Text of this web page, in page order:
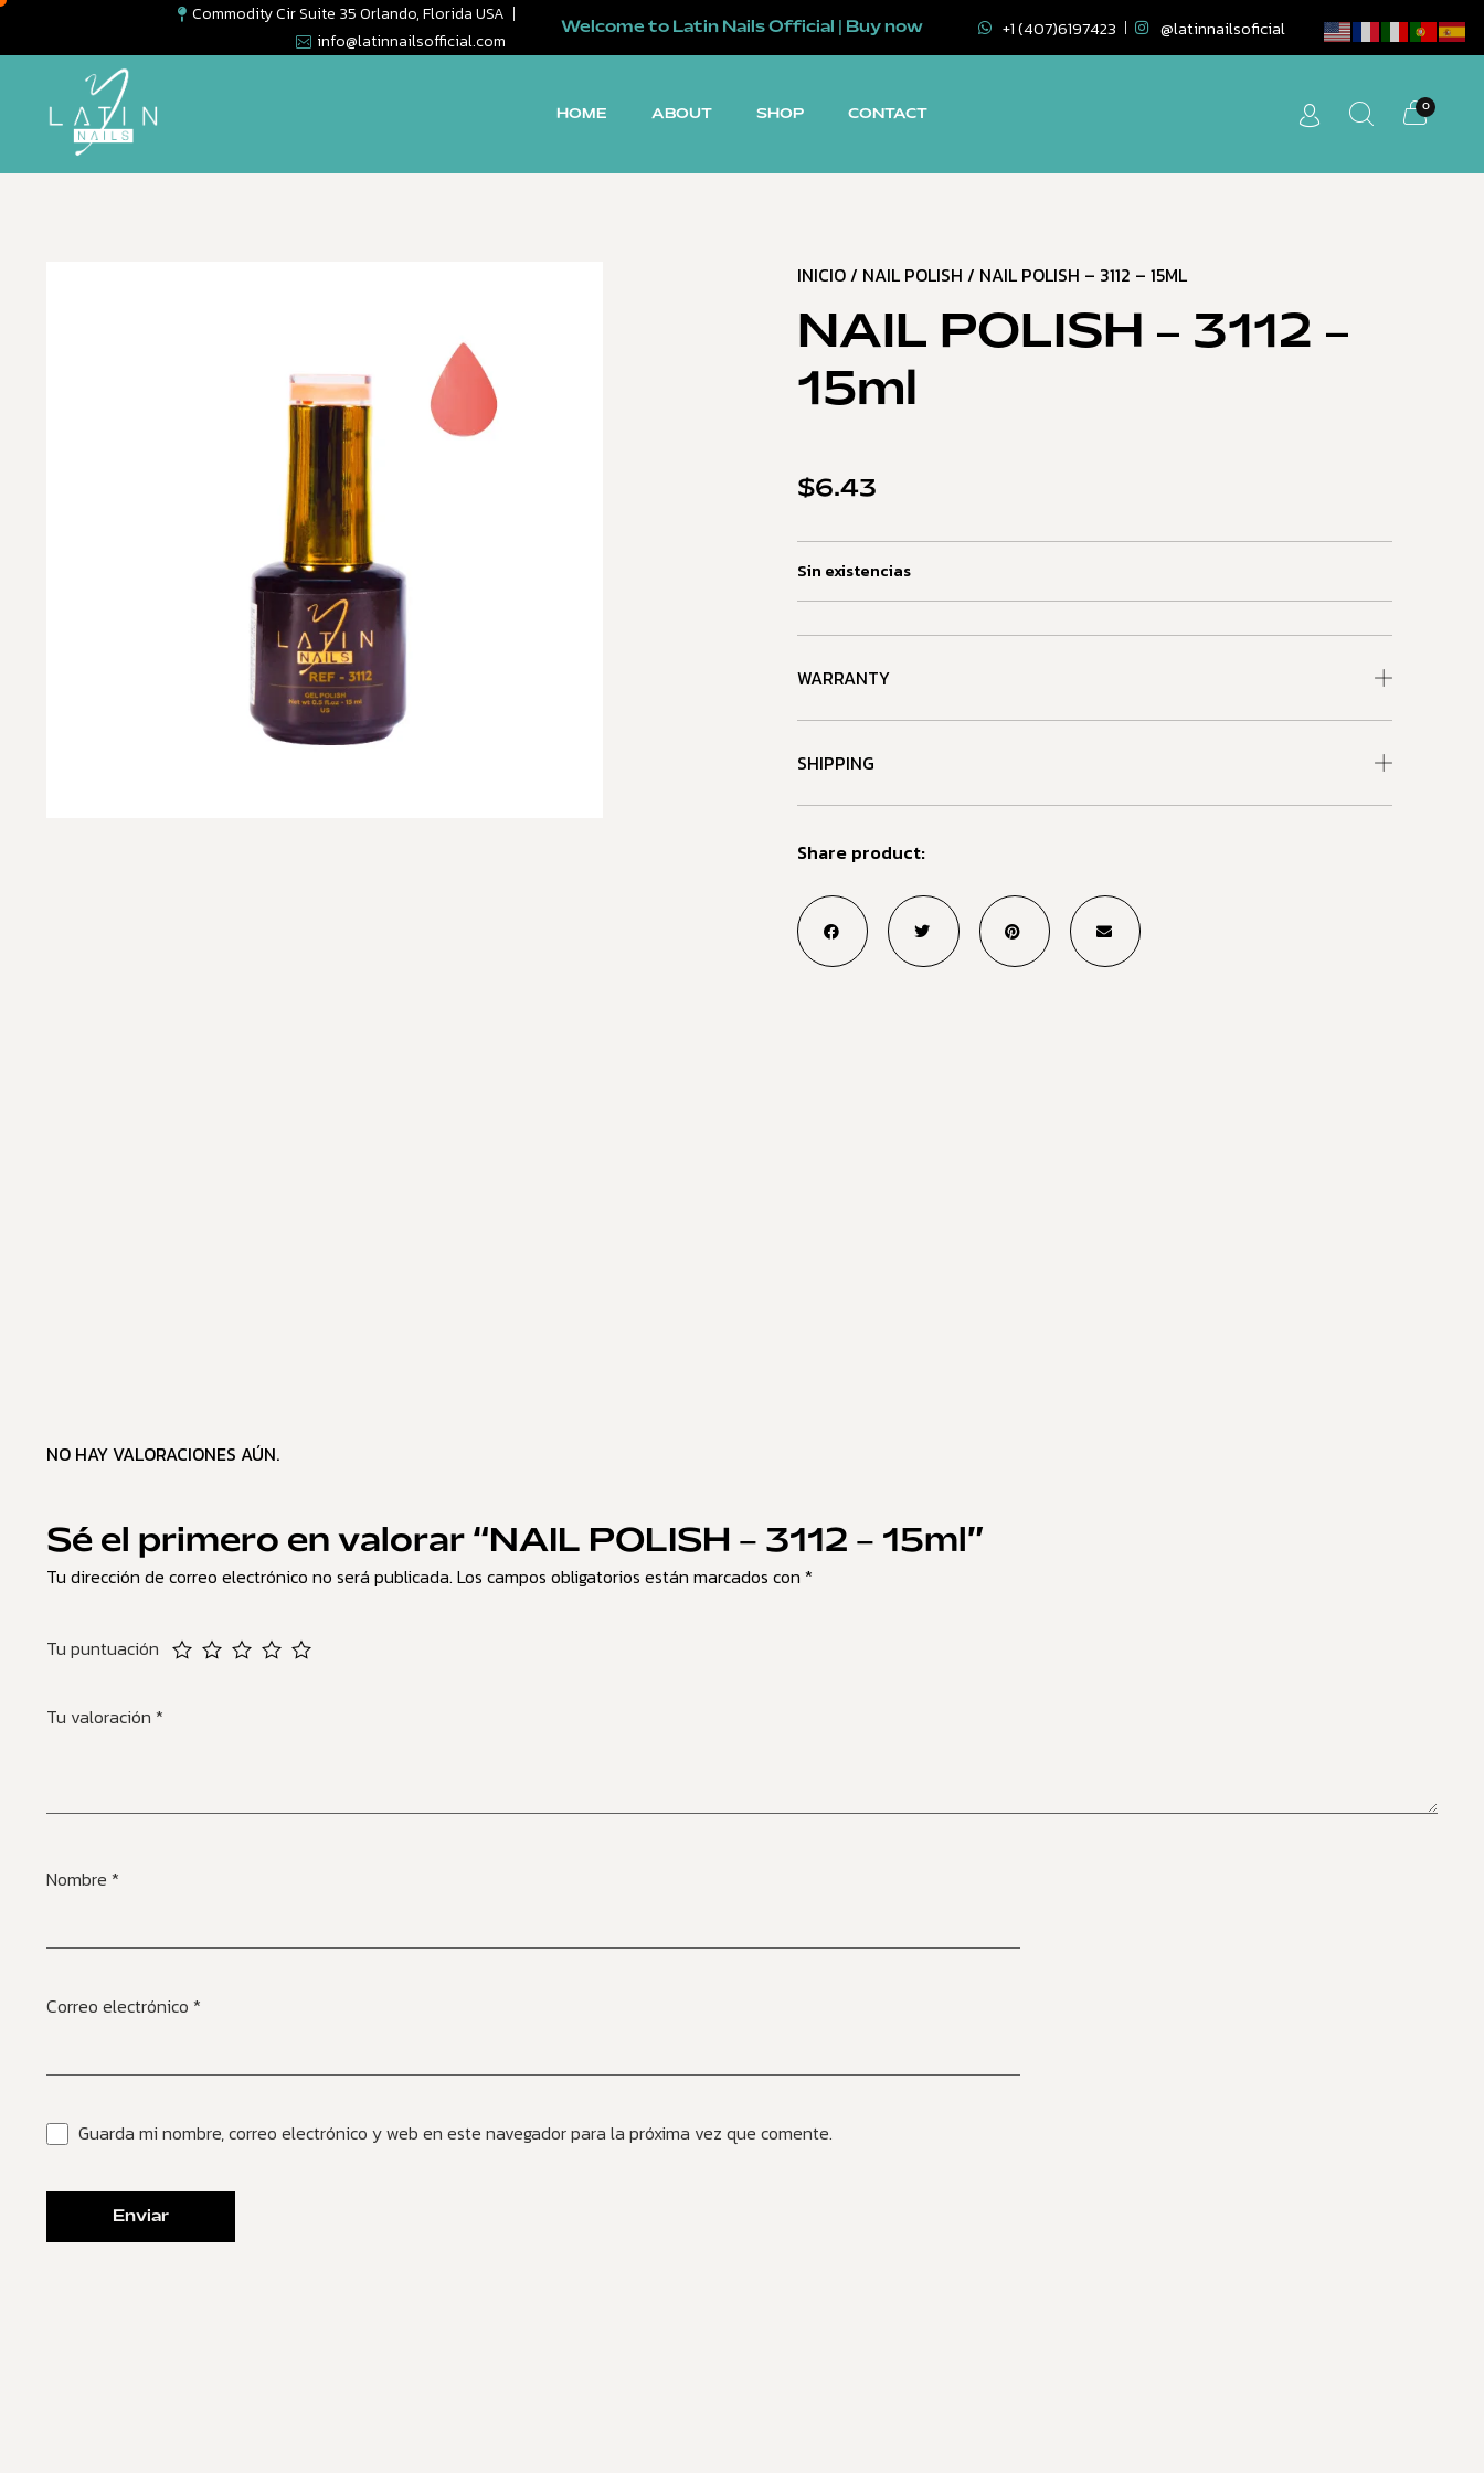
Commodity Cir Suite 35 Orlando, Florida USA
info@latinnailsofficial.com
Welcome to Latin Nails Official | Buy now +1 (407)6197423 @latinnailsoficial
HOME ABOUT SHOP CONTACT
0
INICIO/ NAIL POLISH / NAIL POLISH – 3112 – 15ML
NAIL POLISH – 3112 –
15ml
$6.43
Sin existencias
WARRANTY
SHIPPING
Share product:
NO HAY VALORACIONES AÚN.
Sé el primero en valorar “NAIL POLISH – 3112 – 15ml”
Tu dirección de correo electrónico no será publicada. Los campos obligatorios están marcados con *
Tu puntuación
Tu valoración *
Nombre *
Correo electrónico *
Guarda mi nombre, correo electrónico y web en este navegador para la próxima vez que comente.